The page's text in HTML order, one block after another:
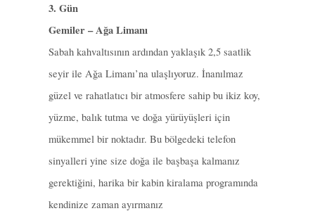
3. Gün
Gemiler – Ağa Limanı
Sabah kahvaltısının ardından yaklaşık 2,5 saatlik
seyir ile Ağa Limanı’na ulaşlıyoruz. İnanılmaz
güzel ve rahatlatıcı bir atmosfere sahip bu ikiz koy,
yüzme, balık tutma ve doğa yürüyüşleri için
mükemmel bir noktadır. Bu bölgedeki telefon
sinyalleri yine size doğa ile başbaşa kalmanız
gerektiğini, harika bir kabin kiralama programında
kendinize zaman ayırmanız